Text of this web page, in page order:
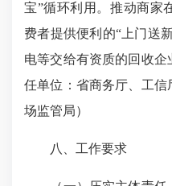
宝”循环利用。推动商家
费者提供便利的“上门送
电等交给有资质的回收
任单位：省商务厅、工
场监管局）
八、工作要求